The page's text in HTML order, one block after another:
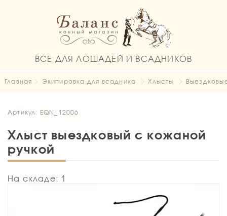
ВСЕ ДЛЯ ЛОШАДЕЙ И ВСАДНИКОВ
Главная Экипировка для всадника Хлысты
Артикул: EQN_12006
Хлыст выездковый с кожаной
ручкой
На складе: 1